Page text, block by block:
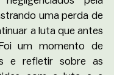
uma perda de
a luta que antes
um momento de
e refletir sobre as